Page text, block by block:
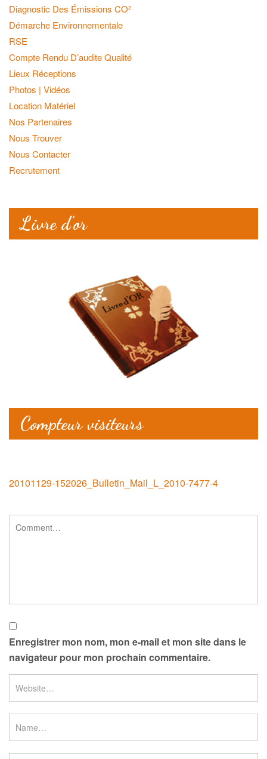
Diagnostic Des Émissions CO²
Démarche Environnementale
RSE
Compte Rendu D’audite Qualité
Lieux Réceptions
Photos | Vidéos
Location Matériel
Nos Partenaires
Nous Trouver
Nous Contacter
Recrutement
Livre d’or
Compteur visiteurs
20101129-152026_Bulletin_Mail_L_2010-7477-4
Enregistrer mon nom, mon e-mail et mon site dans le
navigateur pour mon prochain commentaire.